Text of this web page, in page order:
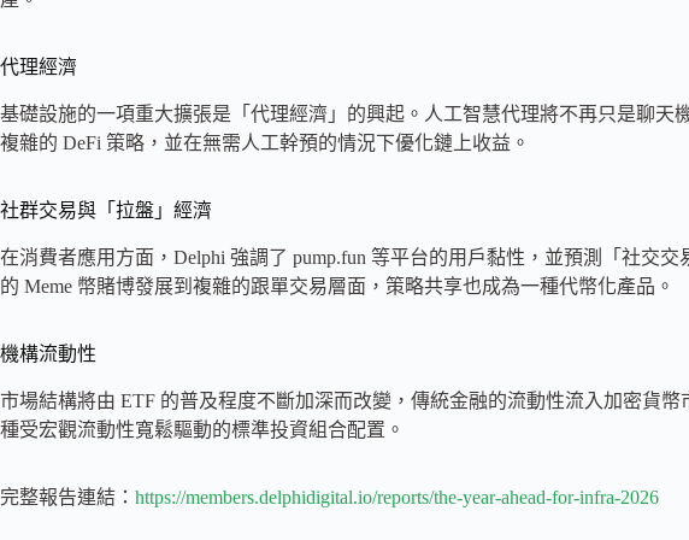
代理經濟
基礎設施的一項重大擴張是「代理經濟」的興起。人工智慧代理將不再只是聊天
複雜的 DeFi 策略，並在無需人工幹預的情況下優化鏈上收益。
社群交易與「拉盤」經濟
在消費者應用方面，Delphi 強調了 pump.fun 等平台的用戶黏性，並預測「社交
的 Meme 幣賭博發展到複雜的跟單交易層面，策略共享也成為一種代幣化產品。
機構流動性
市場結構將由 ETF 的普及程度不斷加深而改變，傳統金融的流動性流入加密貨
種受宏觀流動性寬鬆驅動的標準投資組合配置。
完整報告連結： https://members.delphidigital.io/reports/the-year-ahead-for-infra-2026